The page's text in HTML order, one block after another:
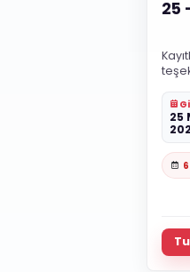
25
25